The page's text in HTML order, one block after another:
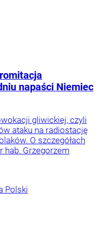
napaści Niemiec
gliwickiej, czyli
ataku na radiostację
O szczegółach
hab. Grzegorzem
Polski